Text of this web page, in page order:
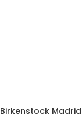
Birkenstock